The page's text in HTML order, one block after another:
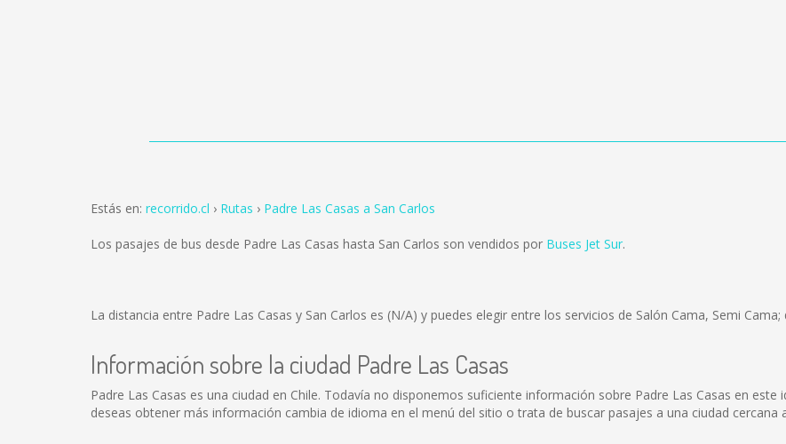
Estás en: recorrido.cl Rutas Padre Las Casas a San Carlos
Los pasajes de bus desde Padre Las Casas hasta San Carlos son vendidos por Buses Jet Sur.
La distancia entre Padre Las Casas y San Carlos es (N/A) y puedes elegir entre los servicios de Salón Cama, Semi
Información sobre la ciudad Padre Las Casas
Padre Las Casas es una ciudad en Chile. Todavía no disponemos suficiente información sobre Padre Las Casas en
deseas obtener más información cambia de idioma en el menú del sitio o trata de buscar pasajes a una ciudad cercana